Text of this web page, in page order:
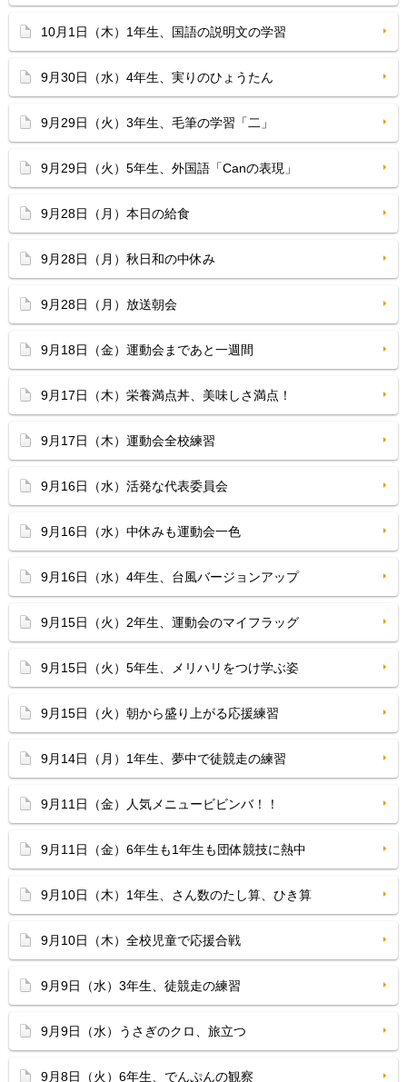
10月1日（木）1年生、国語の説明文の学習
9月30日（水）4年生、実りのひょうたん
9月29日（火）3年生、毛筆の学習「二」
9月29日（火）5年生、外国語「Canの表現」
9月28日（月）本日の給食
9月28日（月）秋日和の中休み
9月28日（月）放送朝会
9月18日（金）運動会まであと一週間
9月17日（木）栄養満点丼、美味しさ満点！
9月17日（木）運動会全校練習
9月16日（水）活発な代表委員会
9月16日（水）中休みも運動会一色
9月16日（水）4年生、台風バージョンアップ
9月15日（火）2年生、運動会のマイフラッグ
9月15日（火）5年生、メリハリをつけ学ぶ姿
9月15日（火）朝から盛り上がる応援練習
9月14日（月）1年生、夢中で徒競走の練習
9月11日（金）人気メニュービビンバ！！
9月11日（金）6年生も1年生も団体競技に熱中
9月10日（木）1年生、さん数のたし算、ひき算
9月10日（木）全校児童で応援合戦
9月9日（水）3年生、徒競走の練習
9月9日（水）うさぎのクロ、旅立つ
9月8日（火）6年生、でんぷんの観察